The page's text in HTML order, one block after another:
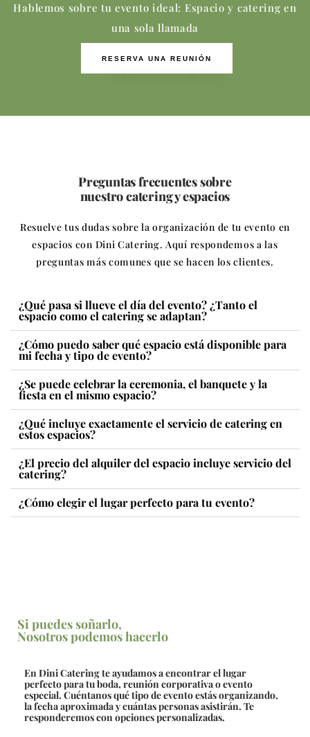
Hablemos sobre tu evento ideal: Espacio y catering en
una sola llamada
RESERVA UNA REUNIÓN
Preguntas frecuentes sobre
nuestro catering y espacios
Resuelve tus dudas sobre la organización de tu evento en
espacios con Dini Catering. Aquí respondemos a las
preguntas más comunes que se hacen los clientes.
¿Qué pasa si llueve el día del evento? ¿Tanto el
espacio como el catering se adaptan?
¿Cómo puedo saber qué espacio está disponible para
mi fecha y tipo de evento?
¿Se puede celebrar la ceremonia, el banquete y la
fiesta en el mismo espacio?
¿Qué incluye exactamente el servicio de catering en
estos espacios?
¿El precio del alquiler del espacio incluye servicio del
catering?
¿Cómo elegir el lugar perfecto para tu evento?
Si puedes soñarlo,
Nosotros podemos hacerlo
En Dini Catering te ayudamos a encontrar el lugar
perfecto para tu boda, reunión corporativa o evento
especial. Cuéntanos qué tipo de evento estás organizando,
la fecha aproximada y cuántas personas asistirán. Te
responderemos con opciones personalizadas.